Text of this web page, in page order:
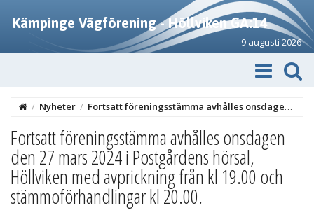
Kämpinge Vägförening - Höllviken GA:14
9 augusti 2026
/ Nyheter / Fortsatt föreningsstämma avhålles onsdagen den 27 mars 2024 i Postgårdens hörsal, Höllviken med avprickning från kl 19.00 och stämmoförhandlingar kl 20.00.
Fortsatt föreningsstämma avhålles onsdagen
den 27 mars 2024 i Postgårdens hörsal,
Höllviken med avprickning från kl 19.00 och
stämmoförhandlingar kl 20.00.